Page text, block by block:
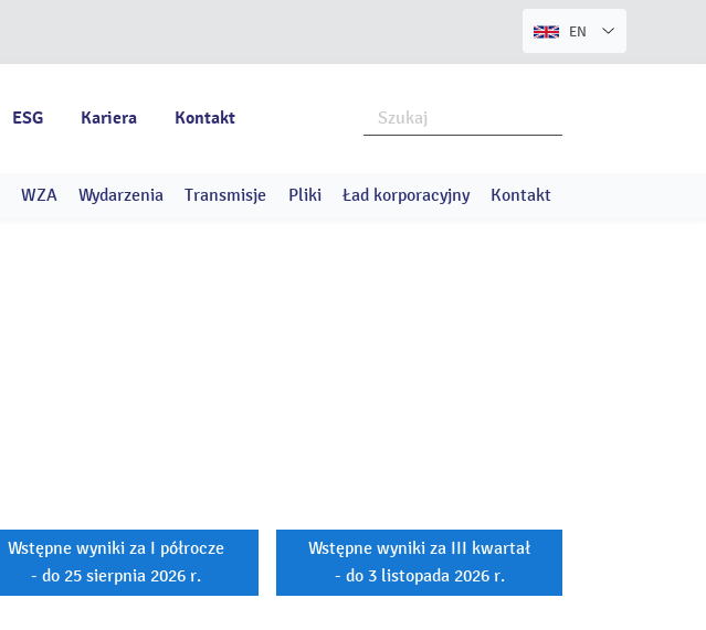
EN
ESG Kariera Kontakt
WZA Wydarzenia Transmisje Pliki Ład korporacyjny Kontakt
Wstępne wyniki za I półrocze
- do 25 sierpnia 2026 r.
Wstępne wyniki za III kwartał
- do 3 listopada 2026 r.